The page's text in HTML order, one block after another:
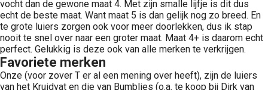
vocht dan de gewone maat 4. Met zijn smalle lijfje is dit dus
echt de beste maat. Want maat 5 is dan gelijk nog zo breed. En
te grote luiers zorgen ook voor meer doorlekken, dus ik stap
nooit te snel over naar een groter maat. Maat 4+ is daarom echt
perfect. Gelukkig is deze ook van alle merken te verkrijgen.
Favoriete merken
Onze (voor zover T er al een mening over heeft), zijn de luiers
van het Kruidvat en die van Bumblies (o.a. te koop bij Dirk van